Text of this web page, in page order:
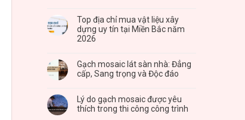
Top địa chỉ mua vật liệu xây
dựng uy tín tại Miền Bắc năm
2026
Gạch mosaic lát sàn nhà: Đẳng
cấp, Sang trọng và Độc đáo
Lý do gạch mosaic được yêu
thích trong thi công công trình